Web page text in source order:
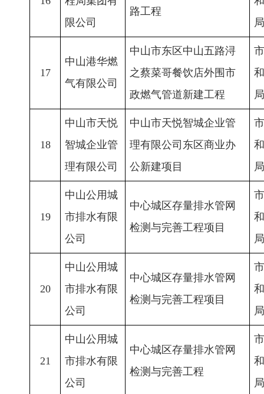
限公司
路工程
局
17
中山港华燃
气有限公司
中山市东区中山五路浔
之蔡菜哥餐饮店外围市
政燃气管道新建工程
局
18
中山市天悦
智城企业管
理有限公司
中山市天悦智城企业管
理有限公司东区商业办
公新建项目
局
19
中山公用城
市排水有限
公司
中心城区存量排水管网
检测与完善工程项目
局
20
中山公用城
市排水有限
公司
中心城区存量排水管网
检测与完善工程项目
局
21
中山公用城
市排水有限
公司
中心城区存量排水管网
检测与完善工程
局